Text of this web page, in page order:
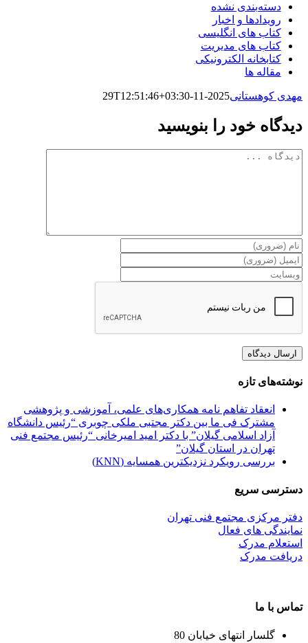
دسته‌بندی نشده
رویدادها و اخبار
کتاب های انگلیسی
کتاب های مدیریت
کتابخانه الکترونیکی
مقاله ها
مهدی کوهستانی2025-11-29T12:51:46+03:30
دیدگاه خود را بنویسید
دیدگاه
نوشته‌های تازه
انعقاد تفاهم نامه همکاری‌های علمی، آموزشی و پژوهشی
مشترک فی ما بین دکتر مجتبی ملکی چوبری “رئیس دانشگاه
آزاد اسلامی گیلان” با دکتر امید امیرخانی “رئیس مجتمع فنی
تهران در استان گیلان”
بررسی رویکرد نزدیکترین همسایه (KNN)
دسترسی سریع
دفتر مرکزی مجتمع فنی تهران
نمایندگی های فعال
استعلام مدرک
دریافت مدرک
تماس با ما
گلسار انتهای خیابان 80